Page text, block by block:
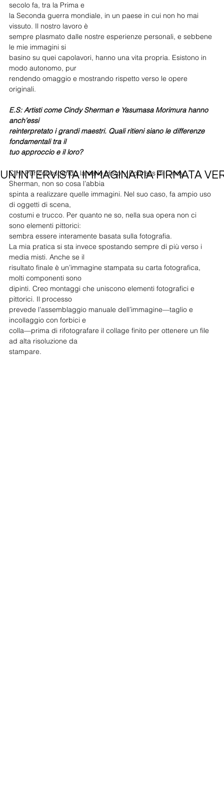
secolo fa, tra la Prima e
la Seconda guerra mondiale, in un paese in cui non ho mai
vissuto. Il nostro lavoro è
sempre plasmato dalle nostre esperienze personali, e sebbene
le mie immagini si
basino su quei capolavori, hanno una vita propria. Esistono in
modo autonomo, pur
rendendo omaggio e mostrando rispetto verso le opere
originali.
E.S: Artisti come Cindy Sherman e Yasumasa Morimura hanno
anch’essi
reinterpretato i grandi maestri. Quali ritieni siano le differenze
fondamentali tra il
tuo approccio e il loro?
C.H: Pur conoscendo la serie History Portraits di Cindy
Sherman, non so cosa l’abbia
spinta a realizzare quelle immagini. Nel suo caso, fa ampio uso
di oggetti di scena,
costumi e trucco. Per quanto ne so, nella sua opera non ci
sono elementi pittorici:
sembra essere interamente basata sulla fotografia.
La mia pratica si sta invece spostando sempre di più verso i
media misti. Anche se il
risultato finale è un’immagine stampata su carta fotografica,
molti componenti sono
dipinti. Creo montaggi che uniscono elementi fotografici e
pittorici. Il processo
prevede l’assemblaggio manuale dell’immagine—taglio e
incollaggio con forbici e
colla—prima di rifotografare il collage finito per ottenere un file
ad alta risoluzione da
stampare.
UN'INTERVISTA IMMAGINARIA FIRMATA